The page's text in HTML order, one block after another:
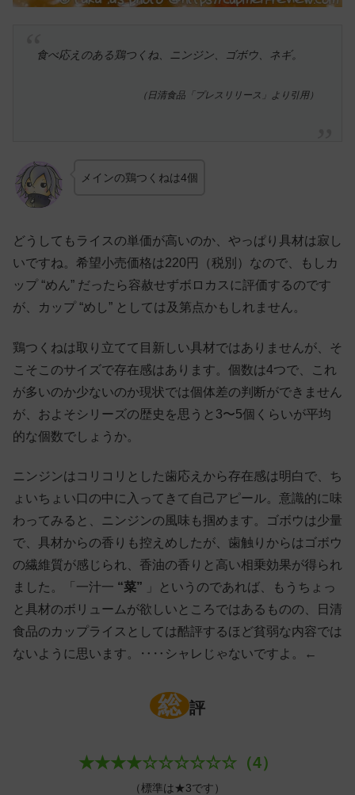
食べ応えのある鶏つくね、ニンジン、ゴボウ、ネギ。
（日清食品「プレスリリース」より引用）
メインの鶏つくねは4個
どうしてもライスの単価が高いのか、やっぱり具材は寂し
いですね。希望小売価格は220円（税別）なので、もしカ
ップ “めん” だったら容赦せずボロカスに評価するのです
が、カップ “めし” としては及第点かもしれません。
鶏つくねは取り立てて目新しい具材ではありませんが、そ
こそこのサイズで存在感はあります。個数は4つで、これ
が多いのか少ないのか現状では個体差の判断ができません
が、およそシリーズの歴史を思うと3〜5個くらいが平均
的な個数でしょうか。
ニンジンはコリコリとした歯応えから存在感は明白で、ち
ょいちょい口の中に入ってきて自己アピール。意識的に味
わってみると、ニンジンの風味も掴めます。ゴボウは少量
で、具材からの香りも控えめしたが、歯触りからはゴボウ
の繊維質が感じられ、香油の香りと高い相乗効果が得られ
ました。「一汁一 “菜” 」というのであれば、もうちょっ
と具材のボリュームが欲しいところではあるものの、日清
食品のカップライスとしては酷評するほど貧弱な内容では
ないように思います。‥‥シャレじゃないですよ。←
総 評
★★★★☆☆☆☆☆☆（4）
（標準は★3です）